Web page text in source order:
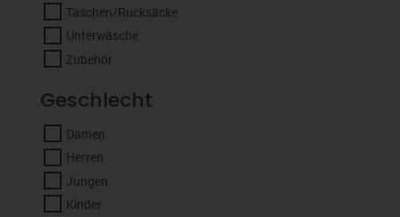
Taschen/Rucksäcke
Unterwäsche
Zubehör
Geschlecht
Damen
Herren
Jungen
Kinder